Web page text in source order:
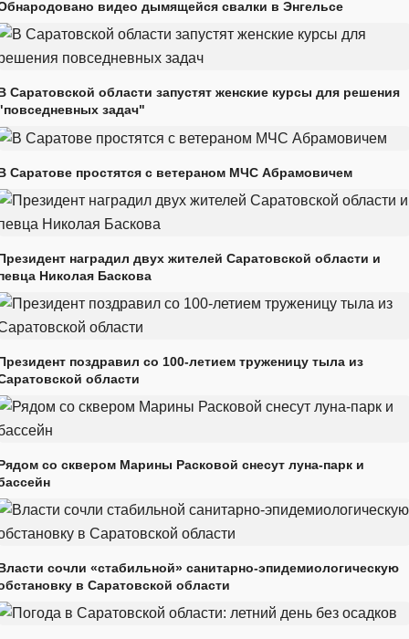
видео дымящейся свалки в Энгельсе
Саратовской области запустят женские курсы для решения
задач"
Саратове простятся с ветераном МЧС Абрамовичем
наградил двух жителей Саратовской области и
Николая Баскова
поздравил со 100-летием труженицу тыла из
области
со сквером Марины Расковой снесут луна-парк и
сочли «стабильной» санитарно-эпидемиологическую
в Саратовской области